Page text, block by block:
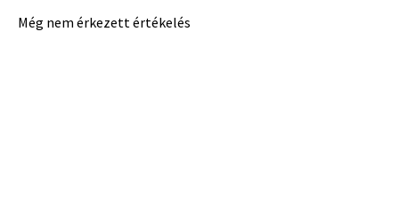
Még nem érkezett értékelés